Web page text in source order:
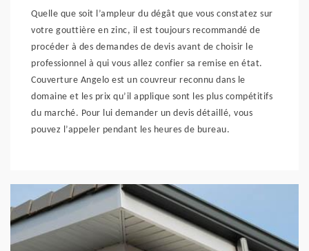
Quelle que soit l’ampleur du dégât que vous constatez sur
votre gouttière en zinc, il est toujours recommandé de
procéder à des demandes de devis avant de choisir le
professionnel à qui vous allez confier sa remise en état.
Couverture Angelo est un couvreur reconnu dans le
domaine et les prix qu’il applique sont les plus compétitifs
du marché. Pour lui demander un devis détaillé, vous
pouvez l’appeler pendant les heures de bureau.